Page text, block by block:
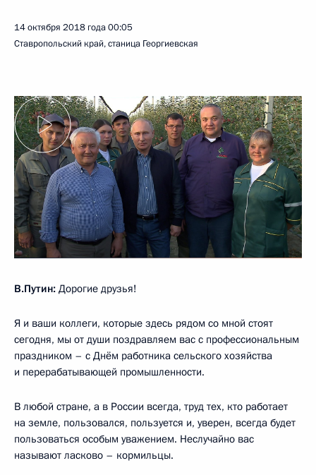
14 октября 2018 года00:05
Ставропольский край, станица Георгиевская
В.Путин: Дорогие друзья!
Я и ваши коллеги, которые здесь рядом со мной стоят
сегодня, мы от души поздравляем вас с профессиональным
праздником – с Днём работника сельского хозяйства
и перерабатывающей промышленности.
В любой стране, а в России всегда, труд тех, кто работает
на земле, пользовался, пользуется и, уверен, всегда будет
пользоваться особым уважением. Неслучайно вас
называют ласково – кормильцы.